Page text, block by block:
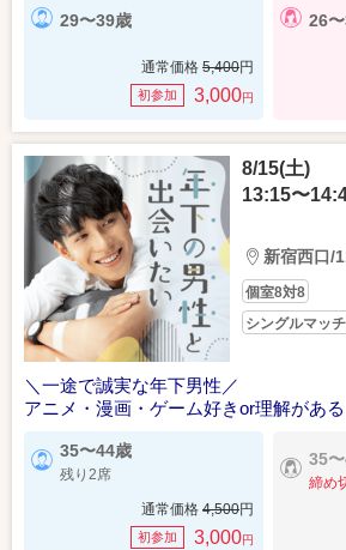
29〜39歳
通常価格 5,400円
初参加 3,000円
26
8/15(土)
13:15〜
新宿西口/
個室8対8
シングルマッ
＼一途で誠実な年下男性／
アニメ・漫画・ゲーム好きor理解がある
35〜44歳
残り2席
通常価格 4,500円
初参加 3,000円
35
締め